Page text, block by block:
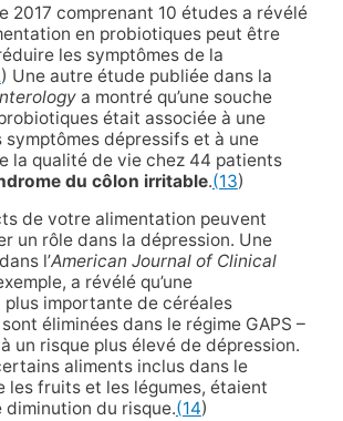
2017 comprenant 10 études a révélé
en probiotiques peut être
les symptômes de la
) Une autre étude publiée dans la
a montré qu’une souche
était associée à une
dépressifs et à une
la qualité de vie chez 44 patients
du côlon irritable.(13)
de votre alimentation peuvent
un rôle dans la dépression. Une
l’American Journal of Clinical
a révélé qu’une
plus importante de céréales
éliminées dans le régime GAPS –
un risque plus élevé de dépression.
aliments inclus dans le
les fruits et les légumes, étaient
diminution du risque.(14)